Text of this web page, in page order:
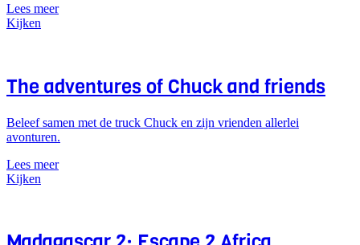
Lees meer
Kijken
The adventures of Chuck and friends
Beleef samen met de truck Chuck en zijn vrienden allerlei
avonturen.
Lees meer
Kijken